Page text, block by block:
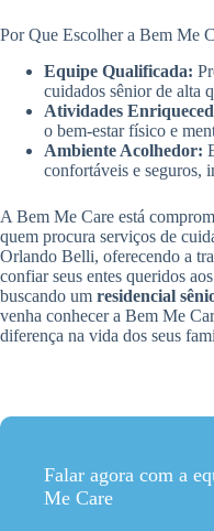
Por Que Escolher a Bem Me
Equipe Qualificada:
cuidados sênior de alta
Atividades
o bem-estar físico e
Ambiente Acolhedor:
confortáveis e seguros,
A Bem Me Care está
quem procura serviços de
Orlando Belli, oferecendo a
confiar seus entes queridos
buscando um residencial
venha conhecer a Bem Me
diferença na vida dos seus
Falar agora com a
Me Care